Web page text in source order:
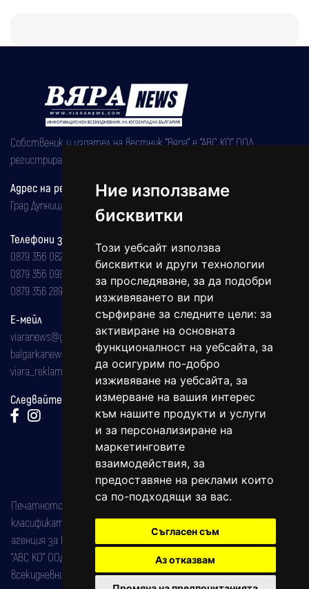
Ние използваме
бисквитки
Този уебсайт използва
бисквитки и други технологии
за проследяване, за да подобри
изживяването ви при
сърфиране за следните цели: за
активиране на основната
функционалност на уебсайта, за
да осигурим по-добро
изживяване на уебсайта, за
измерване на вашия интерес
към нашите продукти и услуги
и за персонализиране на
маркетинговите
взаимодействия, за
предоставяне на реклами които
са по-подходящи за вас.
Съгласен съм
Аз отказвам
Собственик и издател на вестник "Вяра" е "АВС КО" ООД,
регистрирана на 08.05.2002 година.
Адрес на редакцията
Град Дупница, ул.''Христо Ботев" 43
Телефони за реклама и абонаменти
0879 356 082
0879 356 098
0879 356 289
Е-мейл
viaranews@gmail.com
balgarkanews@gmail.com
viara_reklama@mail.bg
Следвайте ни:
Печатното издание на вестника е регистрирано в националния
класификатор на печатните издания (Българска национална
агенция за ISSN) под номер: ISSN 1312-4722.
"АВС КО" ООД е притежател на марката: Вяра информационен
всекидневник на югозападна България, със свидетелство за марка